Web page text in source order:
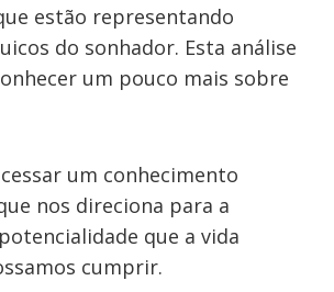
estão representando
do sonhador. Esta análise
um pouco mais sobre
um conhecimento
nos direciona para a
que a vida
cumprir.